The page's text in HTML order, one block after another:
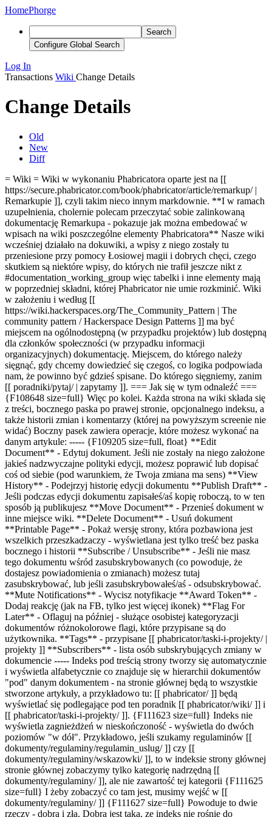
HomePhorge
Search
Configure Global Search
Log In
Transactions Wiki Change Details
Change Details
Old
New
Diff
= Wiki = Wiki w wykonaniu Phabricatora oparte jest na [[
https://secure.phabricator.com/book/phabricator/article/remarkup/ |
Remarkupie ]], czyli takim nieco innym markdownie. **I w ramach
uzupełnienia, cholernie polecam przeczytać sobie zalinkowaną
dokumentację Remarkupa - pokazuje jak można embedować w
wpisach na wiki poszczególne elementy Phabricatora** Nasze wiki
wcześniej działało na dokuwiki, a wpisy z niego zostały tu
przeniesione przy pomocy Łosiowej magii i dobrych chęci, czego
skutkiem są niektóre wpisy, do których nie trafił jeszcze nikt z
#documentation_working_group więc tabelki i inne elementy mają
w poprzedniej składni, której Phabricator nie umie rozkminić. Wiki
w założeniu i według [[
https://wiki.hackerspaces.org/The_Community_Pattern | The
community pattern / Hackerspace Design Patterns ]] ma być
miejscem na ogólnodostępną (w przypadku projektów) lub dostępną
dla członków społeczności (w przypadku informacji
organizacyjnych) dokumentację. Miejscem, do którego należy
sięgnąć, gdy chcemy dowiedzieć się czegoś, co logika podpowiada
nam, że powinno być gdzieś spisane. Do którego sięgniemy, zanim
[[ poradniki/pytaj/ | zapytamy ]]. === Jak się w tym odnaleźć ===
{F108648 size=full} Więc po kolei. Każda strona na wiki składa się
z treści, bocznego paska po prawej stronie, opcjonalnego indeksu, a
także historii zmian i komentarzy (której na powyższym screenie nie
widać) Boczny pasek zawiera operacje, które możesz wykonać na
danym artykule: ----- {F109205 size=full, float} **Edit
Document** - Edytuj dokument. Jeśli nie zostały na niego założone
jakieś nadzwyczajne polityki edycji, możesz poprawić lub dopisać
coś od siebie (pod warunkiem, że Twoja zmiana ma sens) **View
History** - Podejrzyj historię edycji dokumentu **Publish Draft** -
Jeśli podczas edycji dokumentu zapisałeś/aś kopię roboczą, to w ten
sposób ją publikujesz **Move Document** - Przenieś dokument w
inne miejsce wiki. **Delete Document** - Usuń dokument
**Printable Page** - Pokaż wersję strony, która pozbawiona jest
wszelkich przeszkadzaczy - wyświetlana jest tylko treść bez paska
bocznego i historii **Subscribe / Unsubscribe** - Jeśli nie masz
tego dokumentu wśród zasubskrybowanych (co powoduje, że
dostajesz powiadomienia o zmianach) możesz tutaj
zasubskrybować, lub jeśli zasubskrybowałeś/aś - odsubskrybować.
**Mute Notifications** - Wycisz notyfikacje **Award Token** -
Dodaj reakcję (jak na FB, tylko jest więcej ikonek) **Flag For
Later** - Oflaguj na później - służące osobistej kategoryzacji
dokumentów różnokolorowe flagi, które przypisane są do
użytkownika. **Tags** - przypisane [[ phabricator/taski-i-projekty/ |
projekty ]] **Subscribers** - lista osób subskrybujących zmiany w
dokumencie ----- Indeks pod treścią strony tworzy się automatycznie
i wyświetla alfabetycznie co znajduje się w hierarchii dokumentów
"pod" danym dokumentem - na stronie głównej będą to wszystkie
stworzone artykuły, a przykładowo tu: [[ phabricator/ ]] będą
wyświetlać się podlegające pod ten poradnik [[ phabricator/wiki/ ]] i
[[ phabricator/taski-i-projekty/ ]]. {F111623 size=full} Indeks nie
wyświetla zagnieżdżeń w nieskończoność - wyświetla do dwóch
poziomów "w dół". Przykładowo, jeśli szukamy regulaminów [[
dokumenty/regulaminy/regulamin_uslug/ ]] czy [[
dokumenty/regulaminy/wskazowki/ ]], to w indeksie strony głównej
stronie głównej zobaczymy tylko kategorię nadrzędną [[
dokumenty/regulaminy/ ]], ale nie zawartość tej kategorii {F111625
size=full} I żeby zobaczyć co tam jest, musimy wejść w [[
dokumenty/regulaminy/ ]] {F111627 size=full} Powoduje to dwie
rzeczy - dobrą i złą. Dobra jest taka, ze indeks nie rośnie do